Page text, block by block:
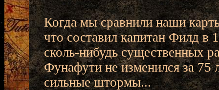
Когда мы сравнили наши
что составил капитан Филд в
сколь-нибудь существенных
Фунафути не изменился за 75
сильные штормы...